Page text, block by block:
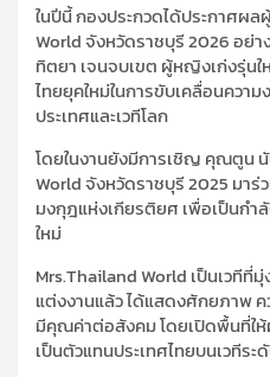
ในปีนี้ กองประกวดได้ประกาศผ
World จังหวัดราชบุรี 2026 อย่
ทิตยา เจนจบเขต ผู้หญิงเก่งรุ่น
ไทยยุคใหม่ในการขับเคลื่อนควา
ประเทศและเวทีโลก
โดยในงานยังมีการเชิญ คุณตูน
World จังหวัดราชบุรี 2025 มา
มงกุฎแห่งเกียรติยศ เพื่อเป็นกำ
ใหม่
Mrs.Thailand World เป็นเวทีที่
แต่งงานแล้ว ได้แสดงศักยภาพ ค
มีคุณค่าต่อสังคม โดยเปิดพื้นที่ใ
เป็นตัวแทนประเทศไทยบนเวทีร